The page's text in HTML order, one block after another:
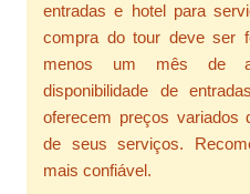
entradas e hotel para
compra do tour deve ser
menos um mês de
disponibilidade de
oferecem preços variados
de seus serviços.
mais confiável.